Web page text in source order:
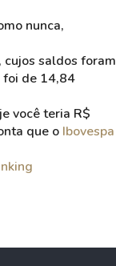
nunca,
cujos saldos foram
foi de 14,84
você teria R$
que o Ibovespa